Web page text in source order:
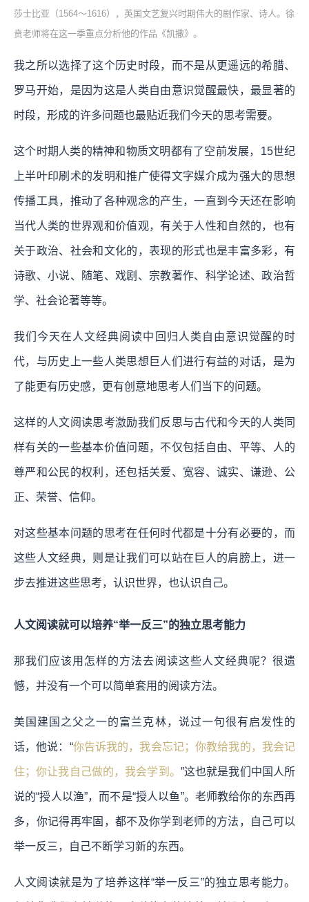
莎士比亚（1564～1616），英国文艺复兴时期伟大的剧作家、诗人。徐
贲老师将在这一季重点分析他的作品《凯撒》。
我之所以选择了这个历史时段，而不是从更遥远的希腊、
罗马开始，是因为这是人类自由意识觉醒最快，最显著的
时段，形成的许多问题也最贴近我们今天的思考需要。
这个时期人类的精神和物质文明都有了空前发展，15世纪
上半叶印刷术的发明和推广使得文字媒介成为强大的思想
传播工具，推动了各种观念的产生，一直到今天还在影响
当代人类的世界观和价值观，有关于人性和自然的，也有
关于政治、社会和文化的，表现的形式也是丰富多彩，有
诗歌、小说、随笔、戏剧、宗教著作、科学论述、政治哲
学、社会论著等等。
我们今天在人文经典阅读中回归人类自由意识觉醒的时
代，与历史上一些人类思想巨人们进行有益的对话，是为
了能更有历史感，更有创意地思考人们当下的问题。
这样的人文阅读思考激励我们反思与古代和今天的人类同
样有关的一些基本价值问题，不仅包括自由、平等、人的
尊严和公民的权利，还包括关爱、宽容、诚实、谦逊、公
正、荣誉、信仰。
对这些基本问题的思考在任何时代都是十分有必要的，而
这些人文经典，则是让我们可以站在巨人的肩膀上，进一
步去推进这些思考，认识世界，也认识自己。
人文阅读就可以培养“举一反三”的独立思考能力
那我们应该用怎样的方法去阅读这些人文经典呢？很遗
憾，并没有一个可以简单套用的阅读方法。
美国建国之父之一的富兰克林，说过一句很有启发性的
话，他说：“你告诉我的，我会忘记；你教给我的，我会记
住；你让我自己做的，我会学到。 ”这也就是我们中国人所
说的“授人以渔”，而不是“授人以鱼”。老师教给你的东西再
多，你记得再牢固，都不及你学到老师的方法，自己可以
举一反三，自己不断学习新的东西。
人文阅读就是为了培养这样“举一反三”的独立思考能力。